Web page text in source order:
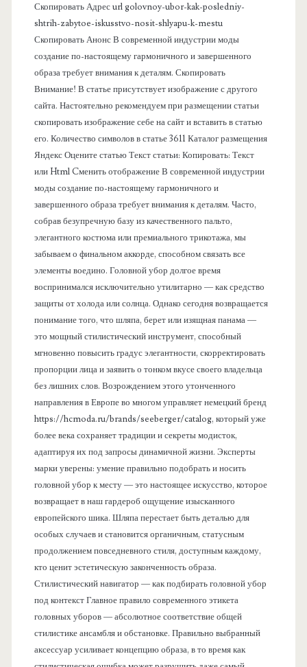
Скопировать Адрес url golovnoy-ubor-kak-posledniy-
shtrih-zabytoe-iskusstvo-nosit-shlyapu-k-mestu
Скопировать Анонс В современной индустрии моды
создание по-настоящему гармоничного и завершенного
образа требует внимания к деталям. Скопировать
Внимание! В статье присутствует изображение с другого
сайта. Настоятельно рекомендуем при размещении статьи
скопировать изображение себе на сайт и вставить в статью
его. Количество символов в статье 3611 Каталог размещения
Яндекс Оцените статью Текст статьи: Копировать: Текст
или Html Cменить отображение В современной индустрии
моды создание по-настоящему гармоничного и
завершенного образа требует внимания к деталям. Часто,
собрав безупречную базу из качественного пальто,
элегантного костюма или премиального трикотажа, мы
забываем о финальном аккорде, способном связать все
элементы воедино. Головной убор долгое время
воспринимался исключительно утилитарно — как средство
защиты от холода или солнца. Однако сегодня возвращается
понимание того, что шляпа, берет или изящная панама —
это мощный стилистический инструмент, способный
мгновенно повысить градус элегантности, скорректировать
пропорции лица и заявить о тонком вкусе своего владельца
без лишних слов. Возрождением этого утонченного
направления в Европе во многом управляет немецкий бренд
https://hcmoda.ru/brands/seeberger/catalog, который уже
более века сохраняет традиции и секреты модисток,
адаптируя их под запросы динамичной жизни. Эксперты
марки уверены: умение правильно подобрать и носить
головной убор к месту — это настоящее искусство, которое
возвращает в наш гардероб ощущение изысканного
европейского шика. Шляпа перестает быть деталью для
особых случаев и становится органичным, статусным
продолжением повседневного стиля, доступным каждому,
кто ценит эстетическую законченность образа.
Стилистический навигатор — как подбирать головной убор
под контекст Главное правило современного этикета
головных уборов — абсолютное соответствие общей
стилистике ансамбля и обстановке. Правильно выбранный
аксессуар усиливает концепцию образа, в то время как